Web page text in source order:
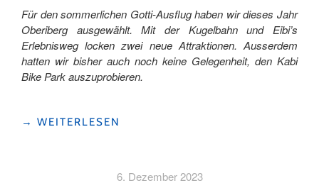
Für den sommerlichen Gotti-Ausflug haben wir dieses Jahr
Oberiberg ausgewählt. Mit der Kugelbahn und Eibi’s
Erlebnisweg locken zwei neue Attraktionen. Ausserdem
hatten wir bisher auch noch keine Gelegenheit, den Kabi
Bike Park auszuprobieren.
"AUSFLUGSTIPP
→ WEITERLESEN
6. Dezember 2023